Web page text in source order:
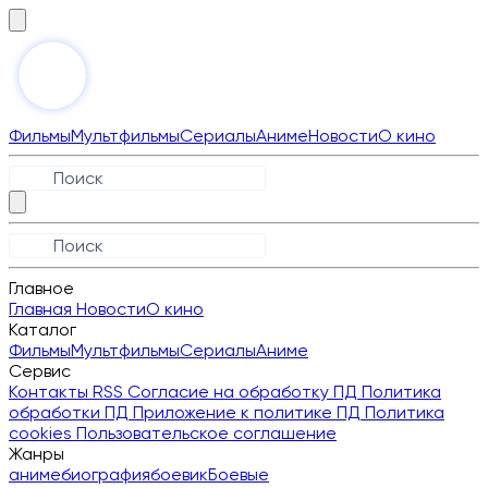
ФильмыМультфильмыСериалыАнимеНовостиО кино
Главное
Главная НовостиО кино
Каталог
ФильмыМультфильмыСериалыАниме
Сервис
Контакты RSS Согласие на обработку ПД Политика
обработки ПД Приложение к политике ПД Политика
cookies Пользовательское соглашение
Жанры
анимебиографиябоевикБоевые